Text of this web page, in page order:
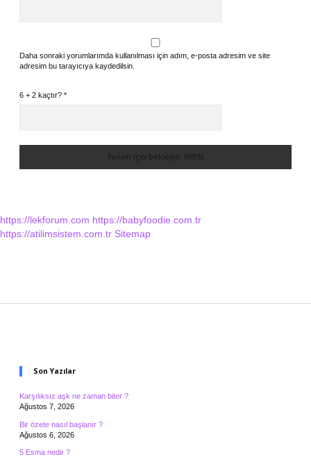
Daha sonraki yorumlarımda kullanılması için adım, e-posta adresim ve site
adresim bu tarayıcıya kaydedilsin.
6 + 2 kaçtır? *
https://lekforum.com https://babyfoodie.com.tr
https://atilimsistem.com.tr Sitemap
Son Yazılar
Karşılıksız aşk ne zaman biter ?
Ağustos 7, 2026
Bir özete nasıl başlanır ?
Ağustos 6, 2026
5 Esma nedir ?